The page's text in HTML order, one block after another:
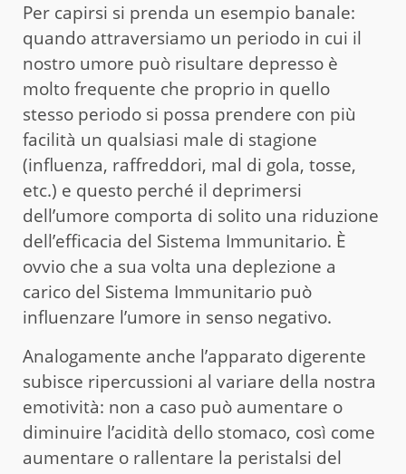
Per capirsi si prenda un esempio banale:
quando attraversiamo un periodo in cui il
nostro umore può risultare depresso è
molto frequente che proprio in quello
stesso periodo si possa prendere con più
facilità un qualsiasi male di stagione
(influenza, raffreddori, mal di gola, tosse,
etc.) e questo perché il deprimersi
dell’umore comporta di solito una riduzione
dell’efficacia del Sistema Immunitario. È
ovvio che a sua volta una deplezione a
carico del Sistema Immunitario può
influenzare l’umore in senso negativo.
Analogamente anche l’apparato digerente
subisce ripercussioni al variare della nostra
emotività: non a caso può aumentare o
diminuire l’acidità dello stomaco, così come
aumentare o rallentare la peristalsi del